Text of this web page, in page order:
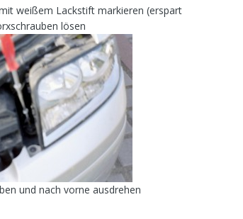
weißem Lackstift markieren (erspart
lösen
und nach vorne ausdrehen